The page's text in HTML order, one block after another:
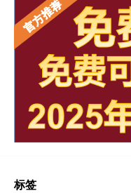
标签